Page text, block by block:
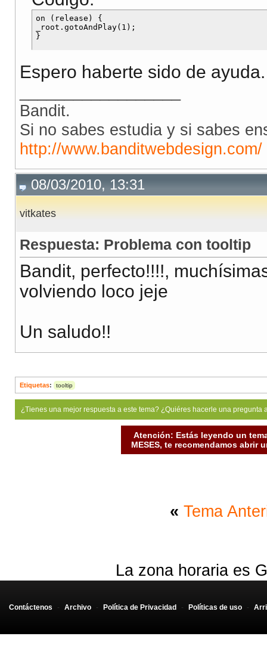
on (release) {
_root.gotoAndPlay(1);
Espero haberte sido de ayuda.
Bandit.
Si no sabes estudia y si sabes
http://www.banditwebdesign.com/
08/03/2010, 13:31
vitkates
Respuesta: Problema con tooltip
Bandit, perfecto!!!!,
volviendo loco jeje
Un saludo!!
Etiquetas: tooltip
¿Tienes una mejor respuesta a este tema? ¿Quiéres hacerle una
Atención: Estás leyendo un
MESES, te recomendamos abrir
« Tema
La zona horaria es
Contáctenos - Archivo - Política de Privacidad - Políticas de uso -